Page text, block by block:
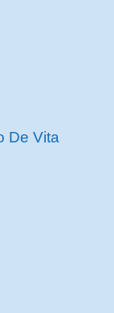
De Vita